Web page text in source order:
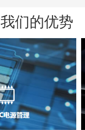
我们的优势